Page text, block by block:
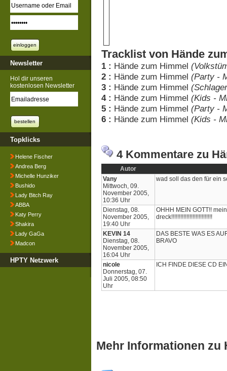
Newsletter
Hol dir unseren
kostenlosen Newsletter
Topklicks
Helene Fischer
Andrea Berg
Michelle Hunziker
Bushido
Lady Bitch Ray
ABBA
Katy Perry
Shakira
Lady GaGa
Madcon
HPTY Netzwerk
Tracklist von Hände
1 : Hände zum Himmel
2 : Hände zum Himmel (Party -
3 : Hände zum Himmel
4 : Hände zum Himmel (Kids -
5 : Hände zum Himmel (Party -
6 : Hände zum Himmel (Kids -
4 Kommentare zu
Autor
Vany
Mittwoch, 09.
November 2005,
10:36 Uhr
wad soll das den für ein
Dienstag, 08.
November 2005,
19:40 Uhr
OHHH MEIN GOTT!!
dreck!!!!!!!!!!!!!!!!!!!!!!!!!!!
KEVIN 14
Dienstag, 08.
November 2005,
16:04 Uhr
DAS BESTE WAS ES
BRAVO
nicole
Donnerstag, 07.
Juli 2005, 08:50
Uhr
ICH FINDE DIESE CD
Mehr Informationen zu